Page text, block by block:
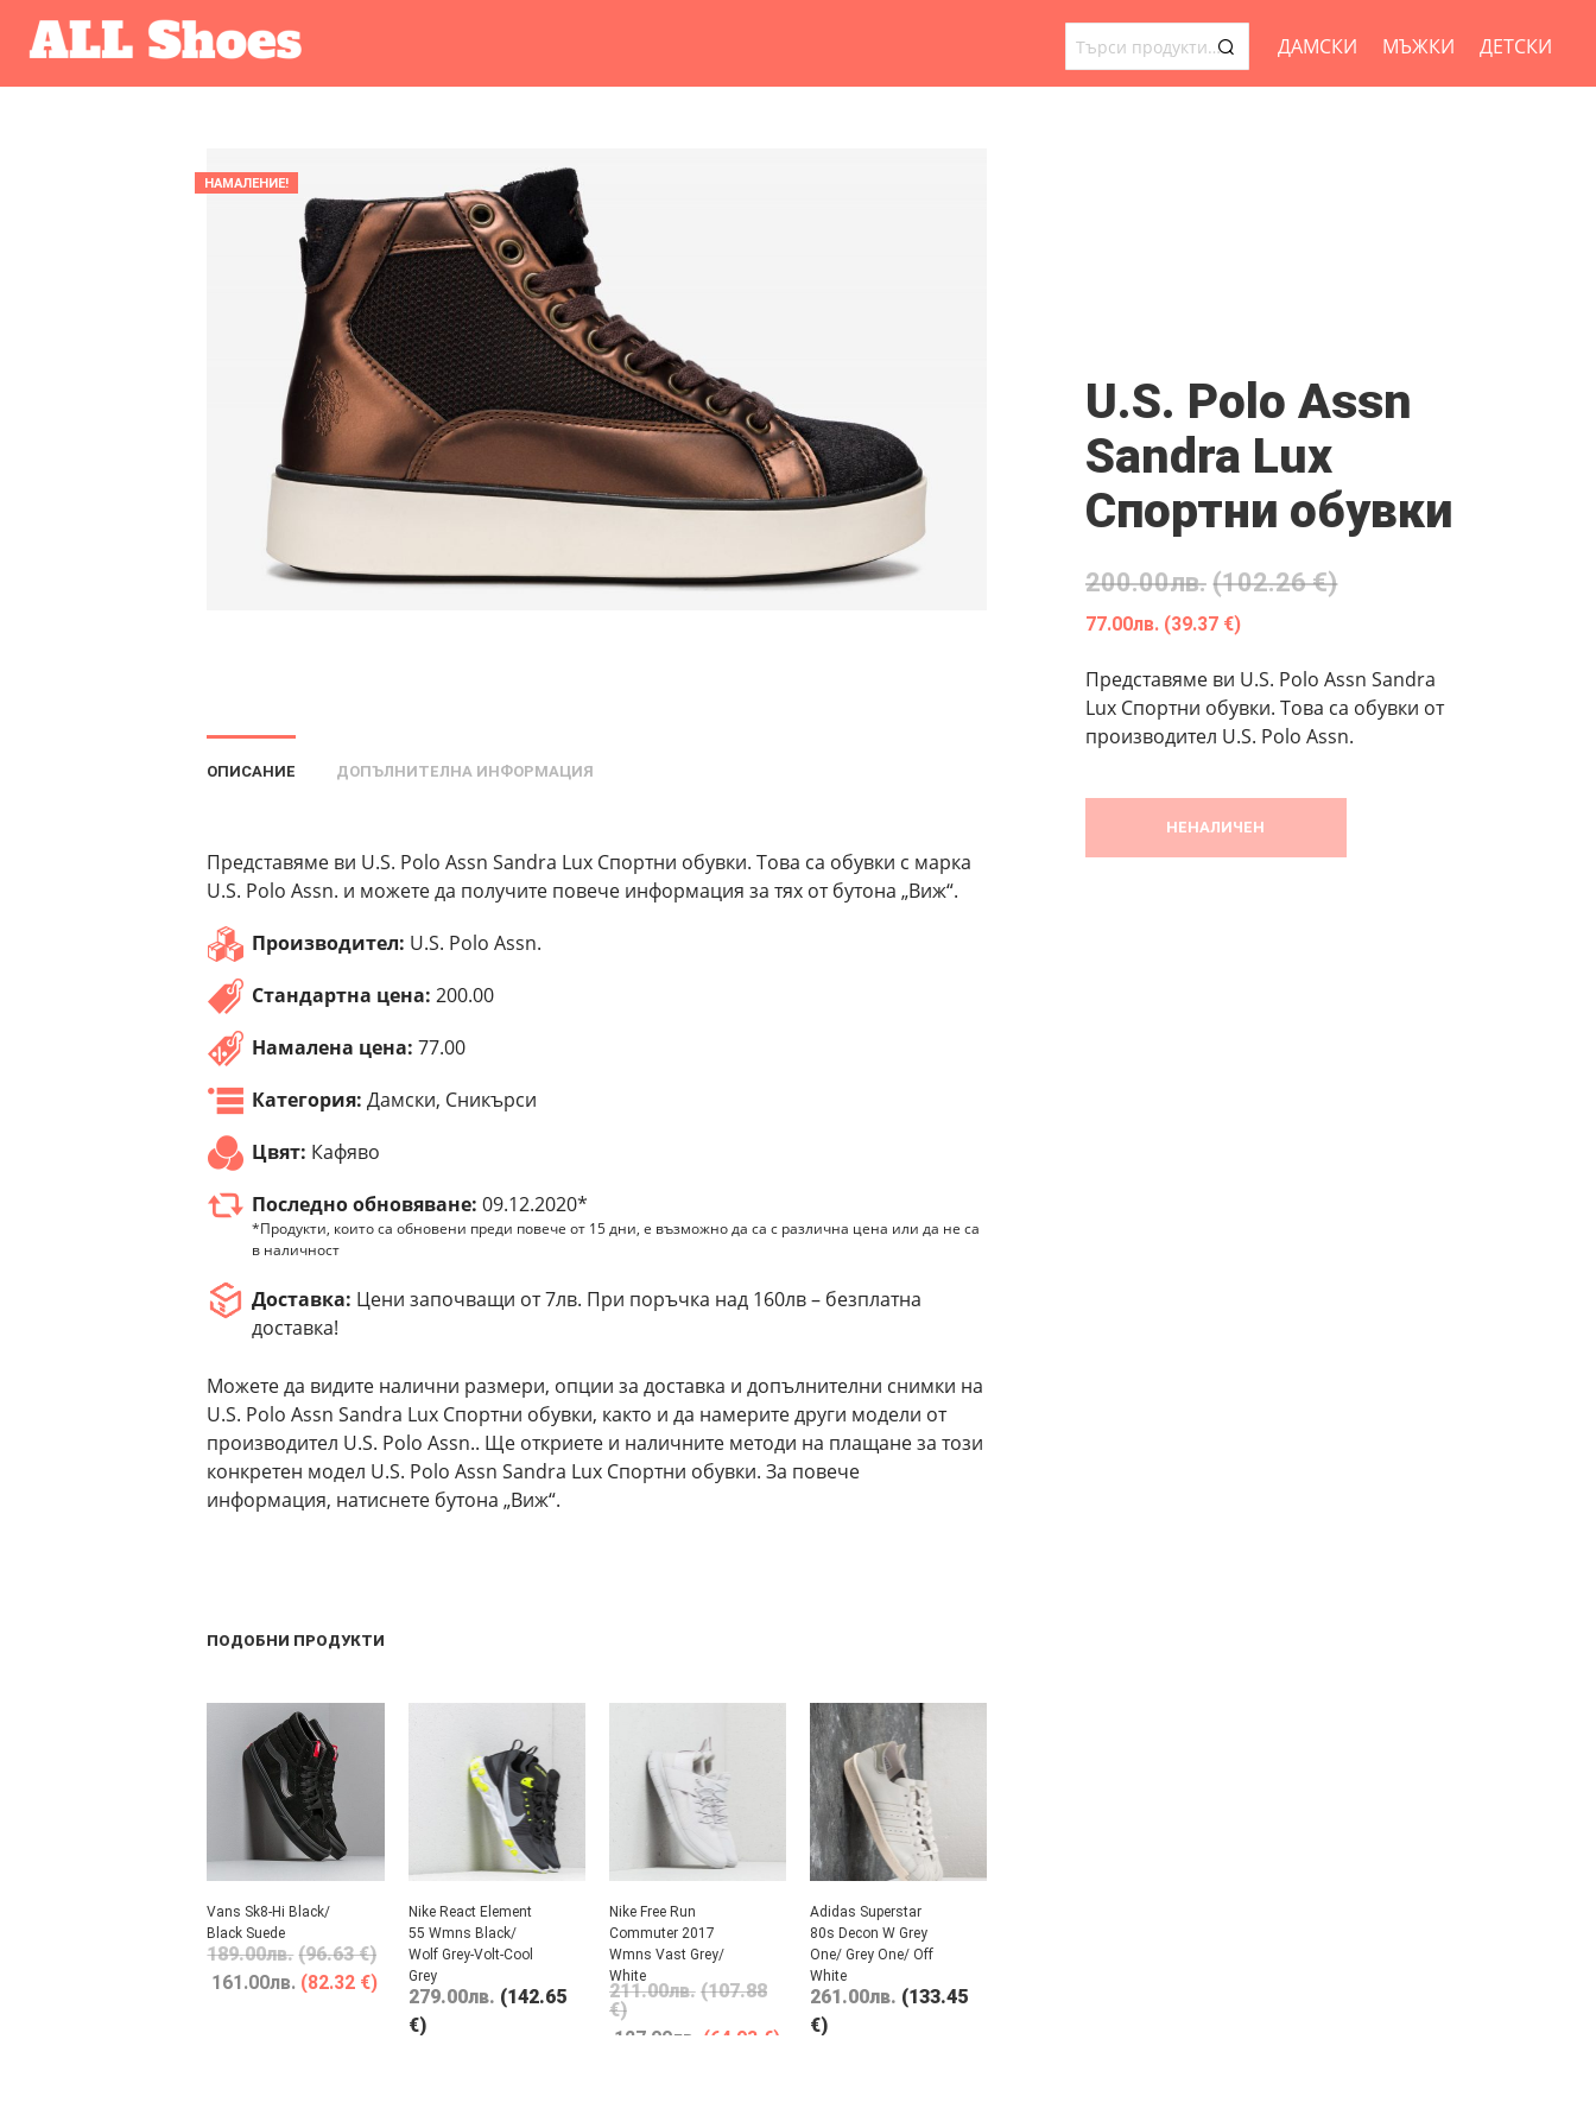
ТЪРСЕНЕ
ДАМСКИ МЪЖКИ ДЕТСКИ
НАМАЛЕНИЕ!
U.S. Polo Assn
Sandra Lux
Спортни обувки
200.00лв. (102.26 €)
77.00лв. (39.37 €)
Представяме ви U.S. Polo Assn Sandra
Lux Спортни обувки. Това са обувки от
производител U.S. Polo Assn.
НЕНАЛИЧЕН
ОПИСАНИЕ ДОПЪЛНИТЕЛНА ИНФОРМАЦИЯ
Представяме ви U.S. Polo Assn Sandra Lux Спортни обувки. Това са обувки с марка
U.S. Polo Assn. и можете да получите повече информация за тях от бутона „Виж“.
Производител: U.S. Polo Assn.
Стандартна цена: 200.00
Намалена цена: 77.00
Категория: Дамски, Сникърси
Цвят: Кафяво
Последно обновяване: 09.12.2020*
*Продукти, които са обновени преди повече от 15 дни, е възможно да са с различна цена или да не са
в наличност
Доставка: Цени започващи от 7лв. При поръчка над 160лв – безплатна
доставка!
Можете да видите налични размери, опции за доставка и допълнителни снимки на
U.S. Polo Assn Sandra Lux Спортни обувки, както и да намерите други модели от
производител U.S. Polo Assn.. Ще откриете и наличните методи на плащане за този
конкретен модел U.S. Polo Assn Sandra Lux Спортни обувки. За повече
информация, натиснете бутона „Виж“.
ПОДОБНИ ПРОДУКТИ
Vans Sk8-Hi Black/
Black Suede
189.00лв. (96.63 €)
161.00лв. (82.32 €)
Nike React Element
55 Wmns Black/
Wolf Grey-Volt-Cool
Grey
279.00лв. (142.65
€)
Nike Free Run
Commuter 2017
Wmns Vast Grey/
White
211.00лв. (107.88
€)
127.00лв. (64.93 €)
Adidas Superstar
80s Decon W Grey
One/ Grey One/ Off
White
261.00лв. (133.45
€)